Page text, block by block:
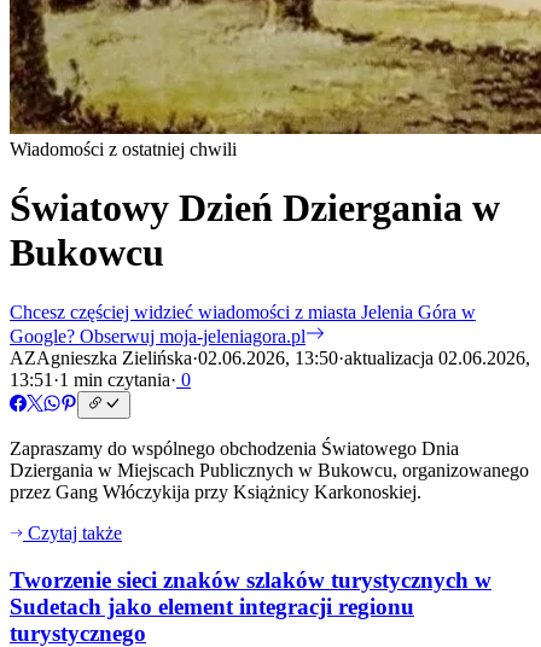
Wiadomości z ostatniej chwili
Światowy Dzień Dziergania w
Bukowcu
Chcesz częściej widzieć wiadomości z miasta Jelenia Góra w
Google? Obserwuj moja-jeleniagora.pl
AZAgnieszka Zielińska·02.06.2026, 13:50·aktualizacja 02.06.2026,
13:51 ·1 min czytania· 0
Zapraszamy do wspólnego obchodzenia Światowego Dnia
Dziergania w Miejscach Publicznych w Bukowcu, organizowanego
przez Gang Włóczykija przy Książnicy Karkonoskiej.
Czytaj także
Tworzenie sieci znaków szlaków turystycznych w
Sudetach jako element integracji regionu
turystycznego